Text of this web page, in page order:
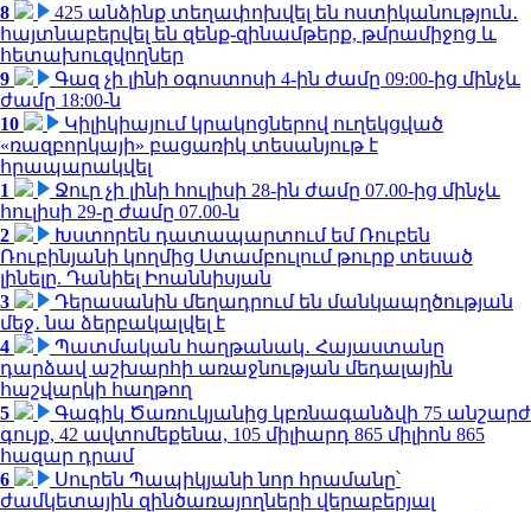
8
425 անձինք տեղափոխվել են ոստիկանություն․
հայտնաբերվել են զենք-զինամթերք, թմրամիջոց և
հետախուզվողներ
9
Գազ չի լինի օգոստոսի 4-ին ժամը 09:00-ից մինչև
ժամը 18:00-ն
10
Կիլիկիայում կրակոցներով ուղեկցված
«ռազբորկայի» բացառիկ տեսանյութ է
հրապարակվել
1
Ջուր չի լինի հուլիսի 28-ին ժամը 07.00-ից մինչև
հուլիսի 29-ը ժամը 07.00-ն
2
Խստորեն դատապարտում եմ Ռուբեն
Ռուբինյանի կողմից Ստամբուլում թուրք տեսած
լինելը. Դանիել Իոաննիսյան
3
Դերասանին մեղադրում են մանկապղծության
մեջ․ նա ձերբակալվել է
4
Պատմական հաղթանակ․ Հայաստանը
դարձավ աշխարհի առաջնության մեդալային
հաշվարկի հաղթող
5
Գագիկ Ծառուկյանից կբռնագանձվի 75 անշարժ
գույք, 42 ավտոմեքենա, 105 միլիարդ 865 միլիոն 865
հազար դրամ
6
Սուրեն Պապիկյանի նոր հրամանը՝
ժամկետային զինծառայողների վերաբերյալ